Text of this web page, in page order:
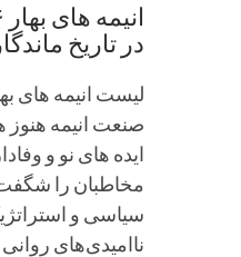
در تاریخ
صنعت انیمه هنوز
ایده های نو و
مخاطبان را
سیاسی و
ناامیدی‌های